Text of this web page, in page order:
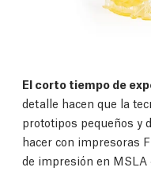
El corto tiempo de
detalle hacen que la
prototipos pequeños y
hacer con impresoras
de impresión en MSLA